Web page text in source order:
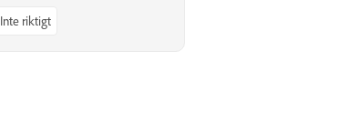
Inte riktigt